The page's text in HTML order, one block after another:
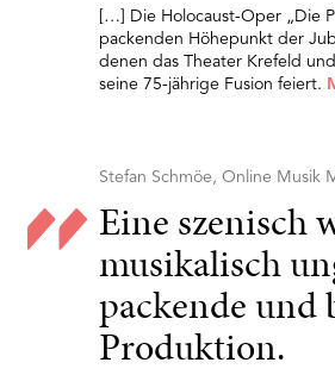
[…] Die Holocaust-Oper „Die
packenden Höhepunkt der
denen das Theater Krefeld
seine 75-jährige Fusion feiert.
Stefan Schmöe, Online Musik
Eine szenisch
musikalisch
packende und
Produktion.